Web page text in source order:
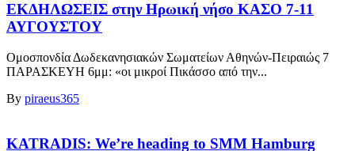
ΕΚΔΗΛΩΣΕΙΣ στην Ηρωική νήσο ΚΑΣΟ 7-11
ΑΥΓΟΥΣΤΟΥ
Ομοσπονδία Δωδεκανησιακών Σωματείων Αθηνών-Πειραιώς 7
ΠΑΡΑΣΚΕΥΗ 6μμ: «οι μικροί Πικάσσο από την...
By piraeus365
KATRADIS: We’re heading to SMM Hamburg